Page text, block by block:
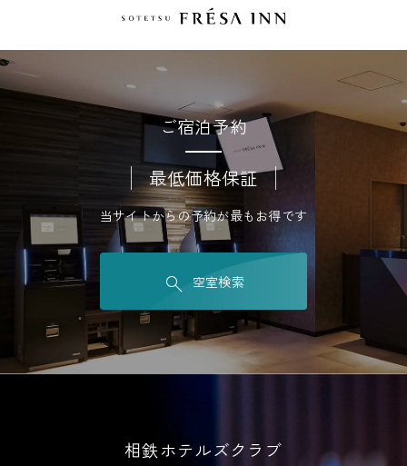
ご宿泊予約
最低価格保証
当サイトからの予約が最もお得です
空室検索
相鉄ホテルズクラブ